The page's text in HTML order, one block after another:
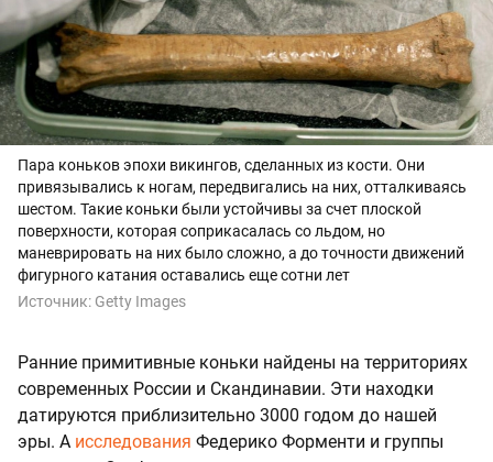
Пара коньков эпохи викингов, сделанных из кости. Они
привязывались к ногам, передвигались на них, отталкиваясь
шестом. Такие коньки были устойчивы за счет плоской
поверхности, которая соприкасалась со льдом, но
маневрировать на них было сложно, а до точности движений
фигурного катания оставались еще сотни лет
Источник: Getty Images
Ранние примитивные коньки найдены на территориях
современных России и Скандинавии. Эти находки
датируются приблизительно 3000 годом до нашей
эры. А исследования Федерико Форменти и группы